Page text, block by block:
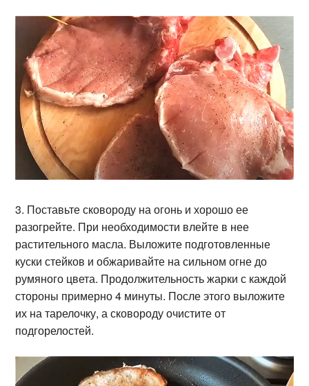
3. Поставьте сковороду на огонь и хорошо ее
разогрейте. При необходимости влейте в нее
растительного масла. Выложите подготовленные
куски стейков и обжаривайте на сильном огне до
румяного цвета. Продолжительность жарки с каждой
стороны примерно 4 минуты. После этого выложите
их на тарелочку, а сковороду очистите от
подгорелостей.